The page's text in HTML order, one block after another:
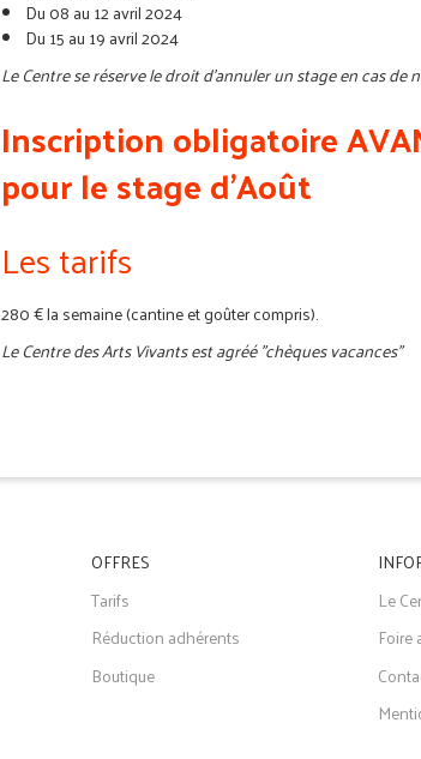
Du 08 au 12 avril 2024
Du 15 au 19 avril 2024
Le Centre se réserve le droit d'annuler un stage en cas de
Inscription obligatoire
pour le stage d'Août
Les tarifs
280 € la semaine (cantine et goûter compris).
Le Centre des Arts Vivants est agréé "chèques vacances"
OFFRES
Tarifs
Réduction adhérents
Boutique
Le
Foire